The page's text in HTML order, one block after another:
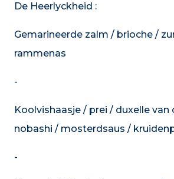
De Heerlyckheid :
Gemarineerde zalm / brioche /
rammenas
-
Koolvishaasje / prei / duxelle
nobashi / mosterdsaus /
-